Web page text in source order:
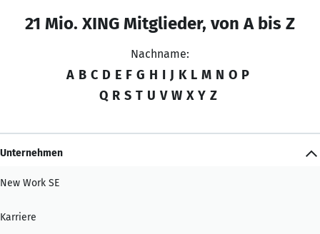
21 Mio. XING Mitglieder, von A bis Z
Nachname:
A B C D E F G H I J K L M N O P
Q R S T U V W X Y Z
Unternehmen
New Work SE
Karriere